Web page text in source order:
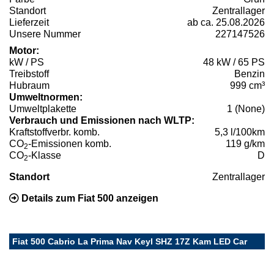
Standort
Zentrallager
Lieferzeit
ab ca. 25.08.2026
Unsere Nummer
227147526
Motor:
kW / PS
48 kW / 65 PS
Treibstoff
Benzin
Hubraum
999 cm³
Umweltnormen:
Umweltplakette
1 (None)
Verbrauch und Emissionen nach WLTP:
Kraftstoffverbr. komb.
5,3 l/100km
CO2-Emissionen komb.
119 g/km
CO2-Klasse D
Standort Zentrallager
Details zum Fiat 500 anzeigen
Fiat 500 Cabrio La Prima Nav Keyl SHZ 17Z Kam LED Car